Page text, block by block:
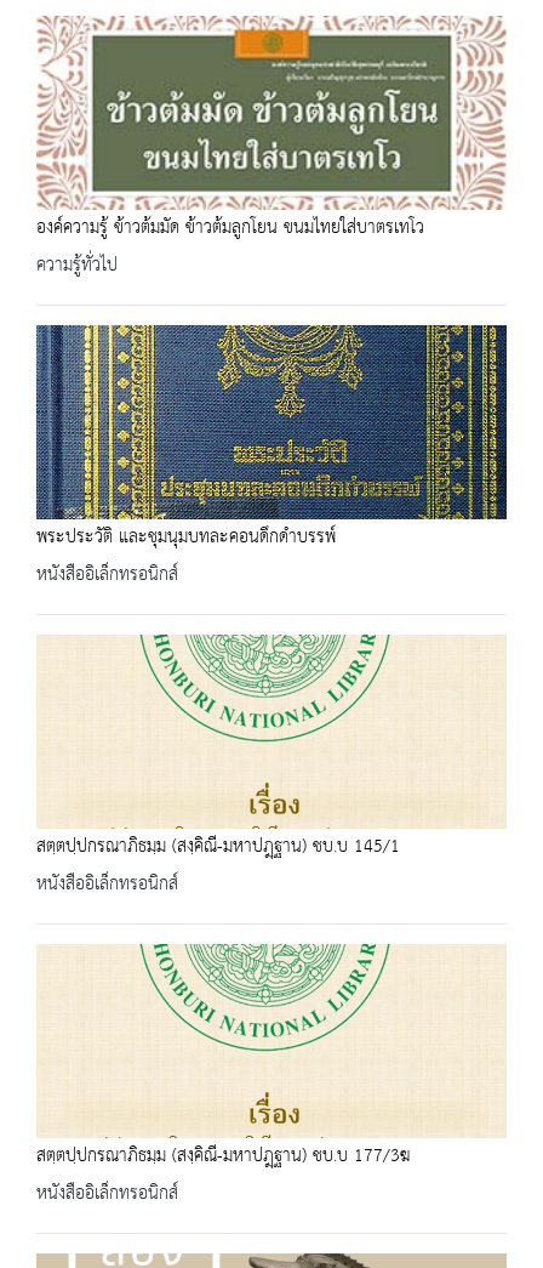
องค์ความรู้ ข้าวต้มมัด ข้าวต้มลูกโยน ขนมไทยใส่บาตรเทโว
ความรู้ทั่วไป
พระประวัติ และชุมนุมบทละคอนดึกดำบรรพ์
หนังสืออิเล็กทรอนิกส์
สตฺตปฺปกรณาภิธมฺม (สงฺคิณี-มหาปฎฺฐาน) ชบ.บ 145/1
หนังสืออิเล็กทรอนิกส์
สตฺตปฺปกรณาภิธมฺม (สงฺคิณี-มหาปฎฺฐาน) ชบ.บ 177/3ฆ
หนังสืออิเล็กทรอนิกส์